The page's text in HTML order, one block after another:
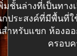
มชั้นล่างที่เป็นทาง
กประสงค์ที่มีพื้นที่ใ
ำหรับแขก ห้องอ
ครอบ